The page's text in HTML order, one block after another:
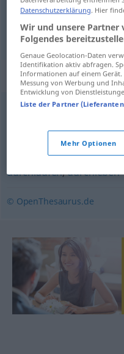
vara med om
Synonyme
ausstehen,verleben,
,erfahren,
durchlaufen,durchleben
© OpenThesaurus.de
Datenschutzerklärung. Hier
Wir und unsere Partner
Folgendes
Genaue Geolocation-Daten
Identifikation aktiv abfragen.
Informationen auf einem
Messung von Werbung und
Entwicklung von
Liste der Partner
Mehr Optionen